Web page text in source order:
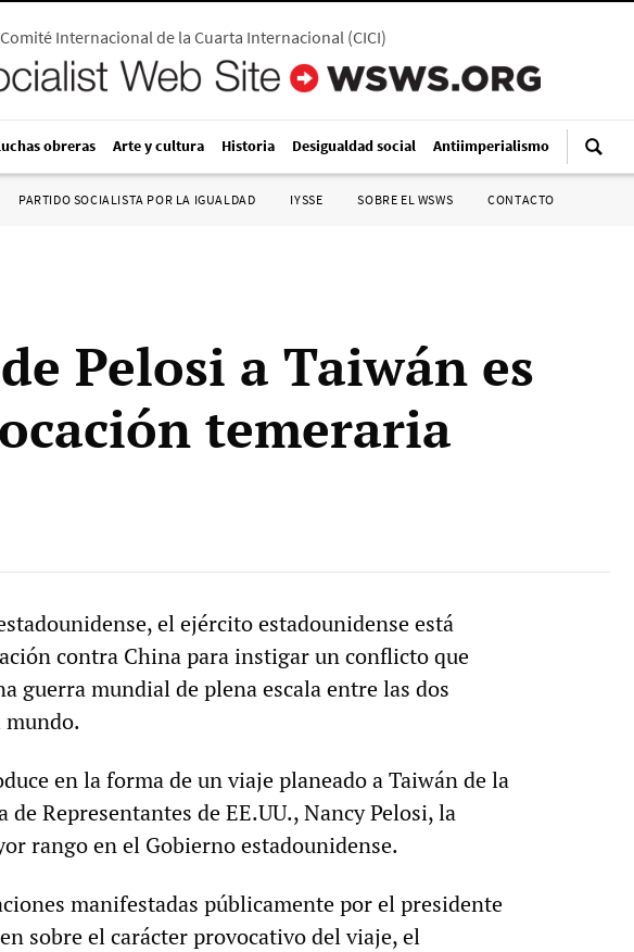
Comité Internacional de la Cuarta Internacional (CICI)
obreras Arte y cultura Historia Desigualdad social Antiimperialismo
PARTIDO SOCIALISTA POR LA IGUALDAD IYSSE SOBRE EL WSWS CONTACTO
Pelosi a Taiwán es
temeraria
el ejército estadounidense está
contra China para instigar un conflicto que
guerra mundial de plena escala entre las dos
mundo.
en la forma de un viaje planeado a Taiwán de la
de Representantes de EE.UU., Nancy Pelosi, la
rango en el Gobierno estadounidense.
manifestadas públicamente por el presidente
sobre el carácter provocativo del viaje, el